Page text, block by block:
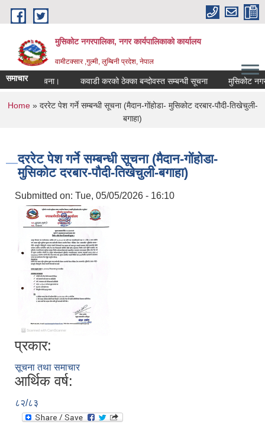
Skip to main content
मुसिकोट नगरपालिका, नगर कार्यपालिकाकाे कार्यालय
वामीटक्सार ,गुल्मी, लुम्बिनी प्रदेश, नेपाल
समाचारसूचना। कवाडी करको ठेक्का बन्दोवस्त सम्बन्धी सूचना मुसिकोट
You are here
Home» दररेट पेश गर्ने सम्बन्धी सूचना (मैदान-गोंहोडा- मुसिकोट दरबार-पौदी-तिखेचुली-
बगाहा)
दररेट पेश गर्ने सम्बन्धी सूचना (मैदान-गोंहोडा-
मुसिकोट दरबार-पौदी-तिखेचुली-बगाहा)
Submitted on: Tue, 05/05/2026 - 16:10
प्रकार:
सूचना तथा समाचार
आर्थिक वर्ष:
८२/८३